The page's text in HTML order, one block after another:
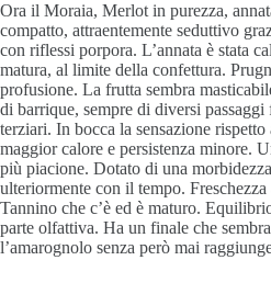
Ora il Moraia, Merlot in purezza,
compatto, attraentemente seduttivo
con riflessi porpora. L’annata è stata
matura, al limite della confettura.
profusione. La frutta sembra
di barrique, sempre di diversi passaggi
terziari. In bocca la sensazione
maggior calore e persistenza minore.
più piacione. Dotato di una
ulteriormente con il tempo.
Tannino che c’è ed è maturo.
parte olfattiva. Ha un finale che
l’amarognolo senza però mai